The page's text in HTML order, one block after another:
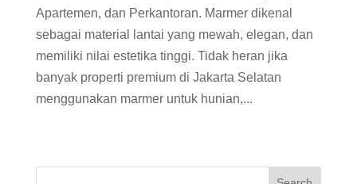
Apartemen, dan Perkantoran. Marmer dikenal
sebagai material lantai yang mewah, elegan, dan
memiliki nilai estetika tinggi. Tidak heran jika
banyak properti premium di Jakarta Selatan
menggunakan marmer untuk hunian,...